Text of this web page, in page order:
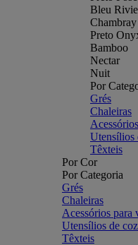
Bleu
Chambray
Preto
Bamboo
Nectar
Nuit
Por
Grés
Chaleiras
Utensílios
Têxteis
Por Cor
Por Categoria
Grés
Chaleiras
Acessórios para
Utensílios de
Têxteis